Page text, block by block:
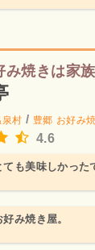
焼きは家族
村 / 豊郷 お好み
4.6
も美味しかった
み焼き屋。